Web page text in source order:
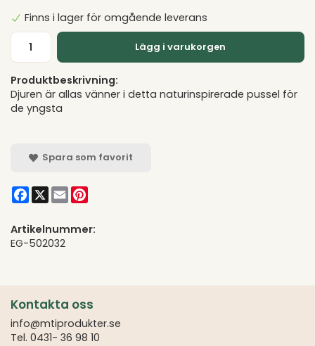
Finns i lager för omgående leverans
Lägg i varukorgen
Produktbeskrivning:
Djuren är allas vänner i detta naturinspirerade pussel för
de yngsta
Spara som favorit
Facebook
X Email
Artikelnummer:
EG-502032
Kontakta oss
info@mtiprodukter.se
Tel. 0431- 36 98 10